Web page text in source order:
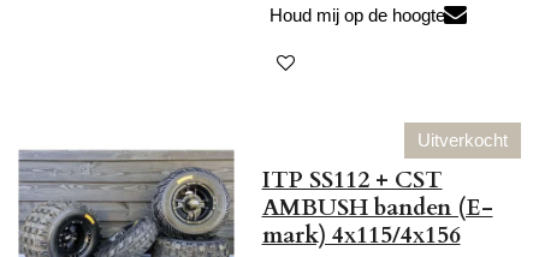
Houd mij op de hoogte
Uitverkocht
ITP SS112 + CST
AMBUSH banden (E-
mark) 4x115/4x156